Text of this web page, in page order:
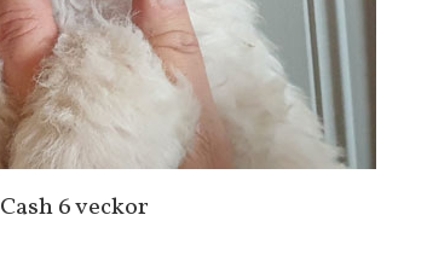
Cash 6 veckor